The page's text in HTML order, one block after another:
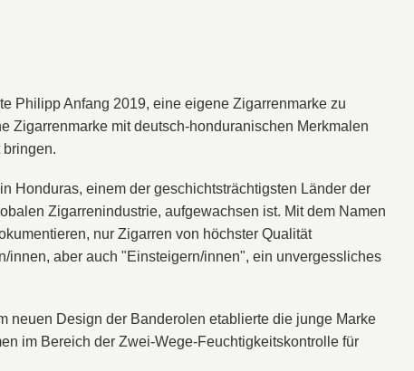
Philipp Anfang 2019, eine eigene Zigarrenmarke zu
Zigarrenmarke mit deutsch-honduranischen Merkmalen
bringen.
Honduras, einem der geschichtsträchtigsten Länder der
Zigarrenindustrie, aufgewachsen ist. Mit dem Namen
nur Zigarren von höchster Qualität
innen, aber auch "Einsteigern/innen", ein unvergessliches
neuen Design der Banderolen etablierte die junge Marke
im Bereich der Zwei-Wege-Feuchtigkeitskontrolle für